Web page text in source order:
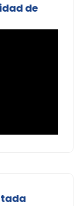
de